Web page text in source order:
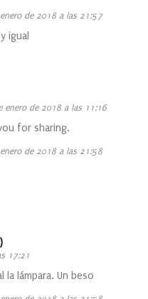
de 2018 a las 21:57
igual
enero de 2018 a las 11:16
for sharing.
de 2018 a las 21:58
17:21
la lámpara. Un beso